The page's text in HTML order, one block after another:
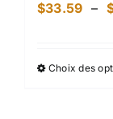
$33.59 –
Choix des